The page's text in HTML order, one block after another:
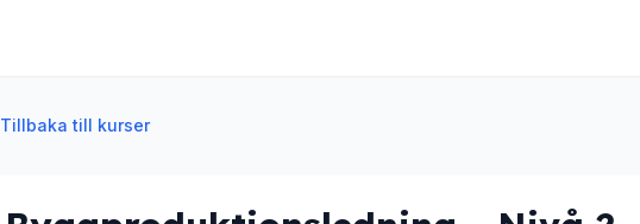
Tillbaka till kurser